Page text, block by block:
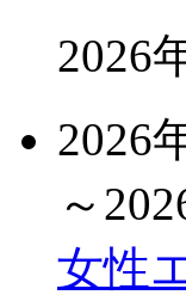
2026
2026
～
女性